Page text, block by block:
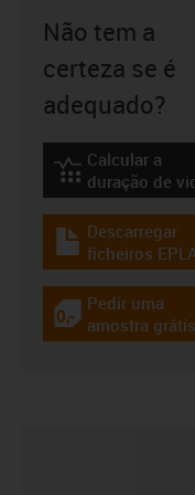
Não tem a
certeza se é
adequado?
igus-icon-
Calcular a
duração de
igus-icon-
Descarregar
ficheiros
igus-icon-
Pedir uma
amostra grátis